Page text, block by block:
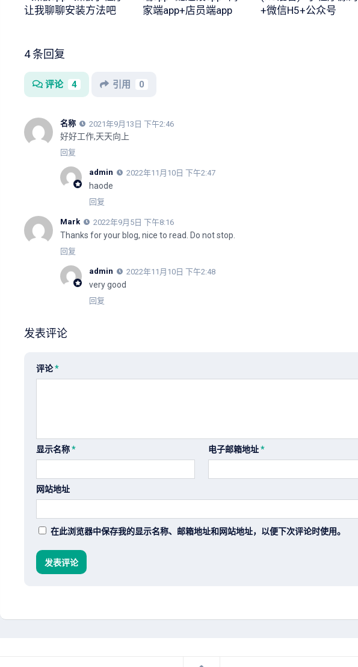
让我聊聊安装方法吧
家端app+店员端app
+微信H5+公众号
4 条回复
评论 4 引用 0
名称 2021年9月13日 下午2:46
好好工作,天天向上
回复
admin 2022年11月10日 下午2:47
haode
回复
Mark 2022年9月5日 下午8:16
Thanks for your blog, nice to read. Do not stop.
回复
admin 2022年11月10日 下午2:48
very good
回复
发表评论
评论*
显示名称* 电子邮箱地址*
网站地址
在此浏览器中保存我的显示名称、邮箱地址和网站地址，以便下次评论时使用。